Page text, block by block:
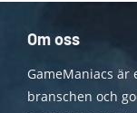
Om oss
GameManiacs är
branschen och